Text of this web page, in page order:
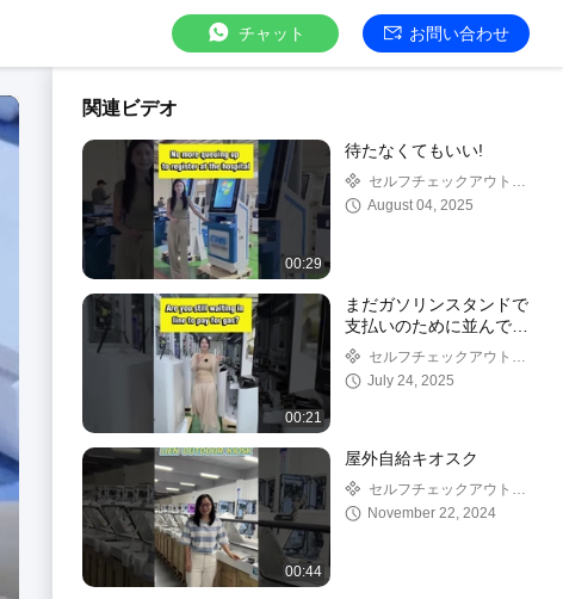
チャット お問い合わせ
関連ビデオ
00:29
待たなくてもいい!
セルフチェックアウトキ
オスクAugust 04, 2025
00:21
まだガソリンスタンドで
支払いのために並んでい
ますか？
セルフチェックアウトキ
オスクJuly 24, 2025
00:44
屋外自給キオスク
セルフチェックアウトキ
オスクNovember 22, 2024